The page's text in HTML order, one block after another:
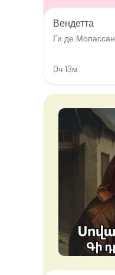
Вендетта
Ги де Мопассан
0ч 13м